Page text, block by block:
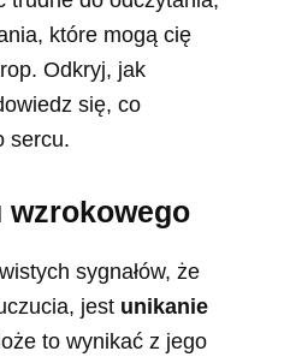
które mogą cię
Odkryj, jak
się, co
sercu.
wzrokowego
sygnałów, że
jest unikanie
to wynikać z jego